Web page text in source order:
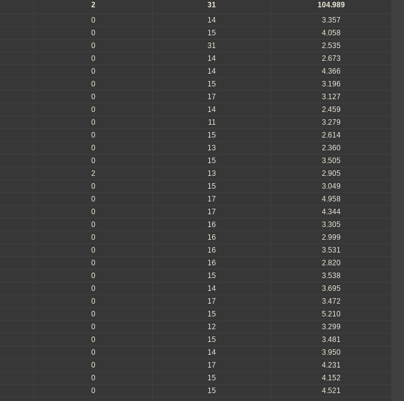
2 31
104.989
0 14
3.357
0 15
4.058
0 31
2.535
0 14
2.673
0 14
4.366
0 15
3.196
0 17
3.127
0 14
2.459
0 11
3.279
0 15
2.614
0 13
2.360
0 15
3.505
2 13
2.905
0 15
3.049
0 17
4.958
0 17
4.344
0 16
3.305
0 16
2.999
0 16
3.531
0 16
2.820
0 15
3.538
0 14
3.695
0 17
3.472
0 15
5.210
0 12
3.299
0 15
3.481
0 14
3.950
0 17
4.231
0 15
4.152
0 15 4.521